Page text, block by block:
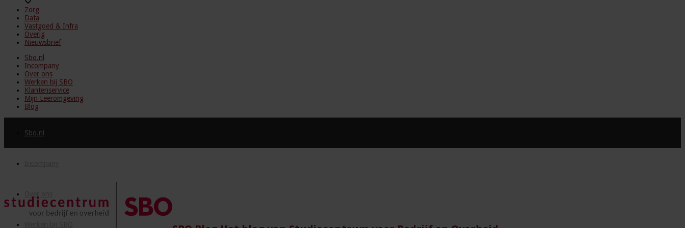
Zorg
Data
Vastgoed & Infra
Overig
Nieuwsbrief
Sbo.nl
Incompany
Over ons
Werken bij SBO
Klantenservice
Mijn Leeromgeving
Blog
Sbo.nl